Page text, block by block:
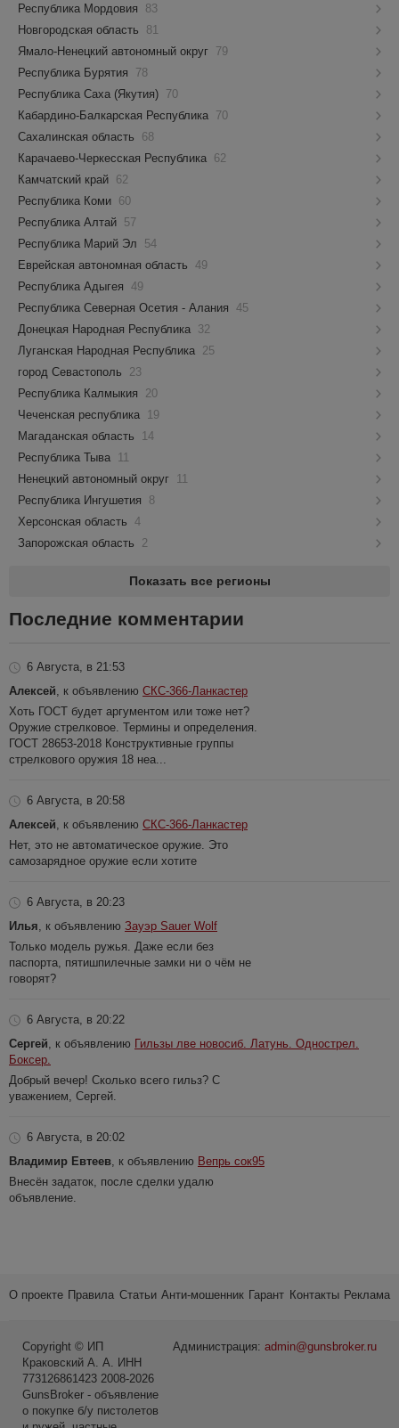
Республика Мордовия
83
Новгородская область
81
Ямало-Ненецкий автономный округ 79
Республика Бурятия
78
Республика Саха (Якутия) 70
Кабардино-Балкарская Республика 70
Сахалинская область
68
Карачаево-Черкесская Республика 62
Камчатский край 62
Республика Коми 60
Республика Алтай 57
Республика Марий Эл
54
Еврейская автономная область 49
Республика Адыгея 49
Республика Северная Осетия - Алания 45
Донецкая Народная Республика 32
Луганская Народная Республика 25
город Севастополь
23
Республика Калмыкия
20
Чеченская республика 19
Магаданская область
14
Республика Тыва 11
Ненецкий автономный округ 11
Республика Ингушетия
8
Херсонская область 4
Запорожская область
2
Показать все регионы
Последние комментарии
6 Августа, в 21:53
Алексей , к объявлению СКС-366-Ланкастер
Хоть ГОСТ будет аргументом или тоже нет?
Оружие стрелковое. Термины и определения.
ГОСТ 28653-2018 Конструктивные группы
стрелкового оружия 18 неа...
6 Августа, в 20:58
Алексей , к объявлению СКС-366-Ланкастер
Нет, это не автоматическое оружие. Это
самозарядное оружие если хотите
6 Августа, в 20:23
Илья , к объявлению Зауэр Sauer Wolf
Только модель ружья. Даже если без
паспорта, пятишпилечные замки ни о чём не
говорят?
6 Августа, в 20:22
Сергей , к объявлению Гильзы лве новосиб. Латунь. Однострел.
Боксер.
Добрый вечер! Сколько всего гильз? С
уважением, Сергей.
6 Августа, в 20:02
Владимир Евтеев , к объявлению Вепрь сок95
Внесён задаток, после сделки удалю
объявление.
О проекте Правила Статьи Анти-мошенник Гарант Контакты Реклама
Администрация: admin@gunsbroker.ru
Copyright © ИП
Краковский А. А. ИНН
773126861423 2008-2026
GunsBroker - объявление
о покупке б/у пистолетов